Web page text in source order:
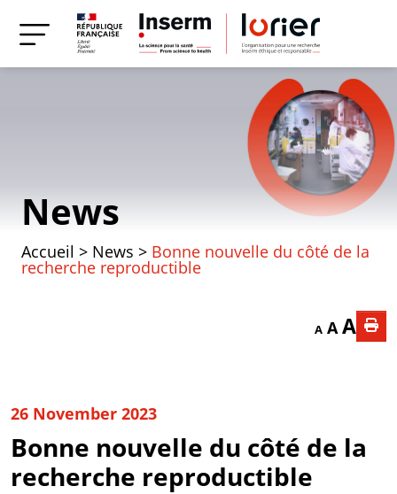
News
Accueil > News > Bonne nouvelle du côté de la
recherche reproductible
A
Decrease
A Reset
A
26 November 2023
Bonne nouvelle du côté de la
recherche reproductible